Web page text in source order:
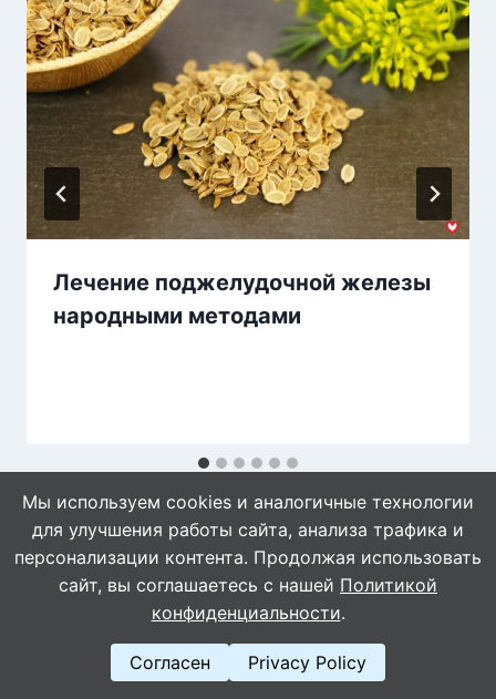
Лечение поджелудочной железы
народными методами
© 2026 Знахарушка - все о здоровье!
Мы используем cookies и аналогичные технологии
для улучшения работы сайта, анализа трафика и
персонализации контента. Продолжая использовать
сайт, вы соглашаетесь с нашей Политикой
конфиденциальности.
Согласен Privacy Policy